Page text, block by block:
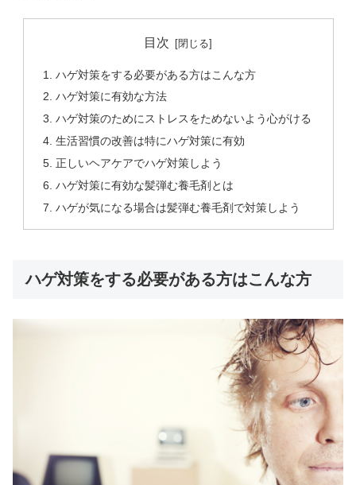
目次
ハゲ対策をする必要がある方はこんな方
ハゲ対策に有効な方法
ハゲ対策のためにストレスをためないよう心がける
生活習慣の改善は特にハゲ対策に有効
正しいヘアケアでハゲ対策しよう
ハゲ対策に有効な髪弾む養毛剤とは
ハゲが気になる場合は髪弾む養毛剤で対策しよう
ハゲ対策をする必要がある方はこんな方